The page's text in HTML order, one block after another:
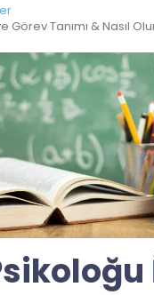
Görev Tanımı & Nasıl